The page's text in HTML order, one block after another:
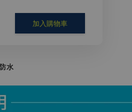
加入購物車
水